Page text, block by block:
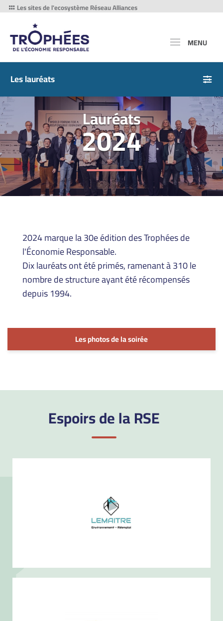
Les sites de l'ecosystème Réseau Alliances
MENU
Les lauréats
Lauréats
2024
2024 marque la 30e édition des Trophées de
l'Économie Responsable.
Dix lauréats ont été primés, ramenant à 310 le
nombre de structure ayant été récompensés
depuis 1994.
Les photos de la soirée
Espoirs de la RSE